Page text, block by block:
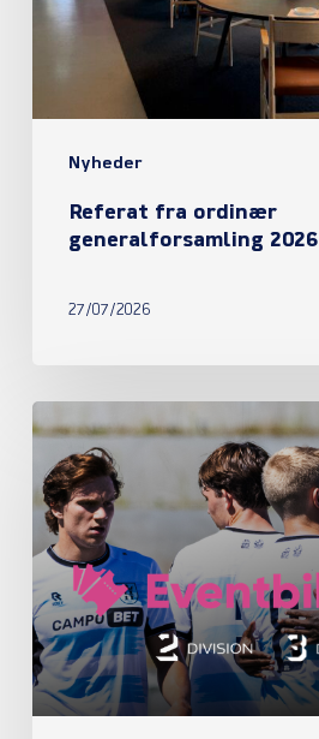
Nyheder
Referat fra ordinær
generalforsamling 2026
27/07/2026